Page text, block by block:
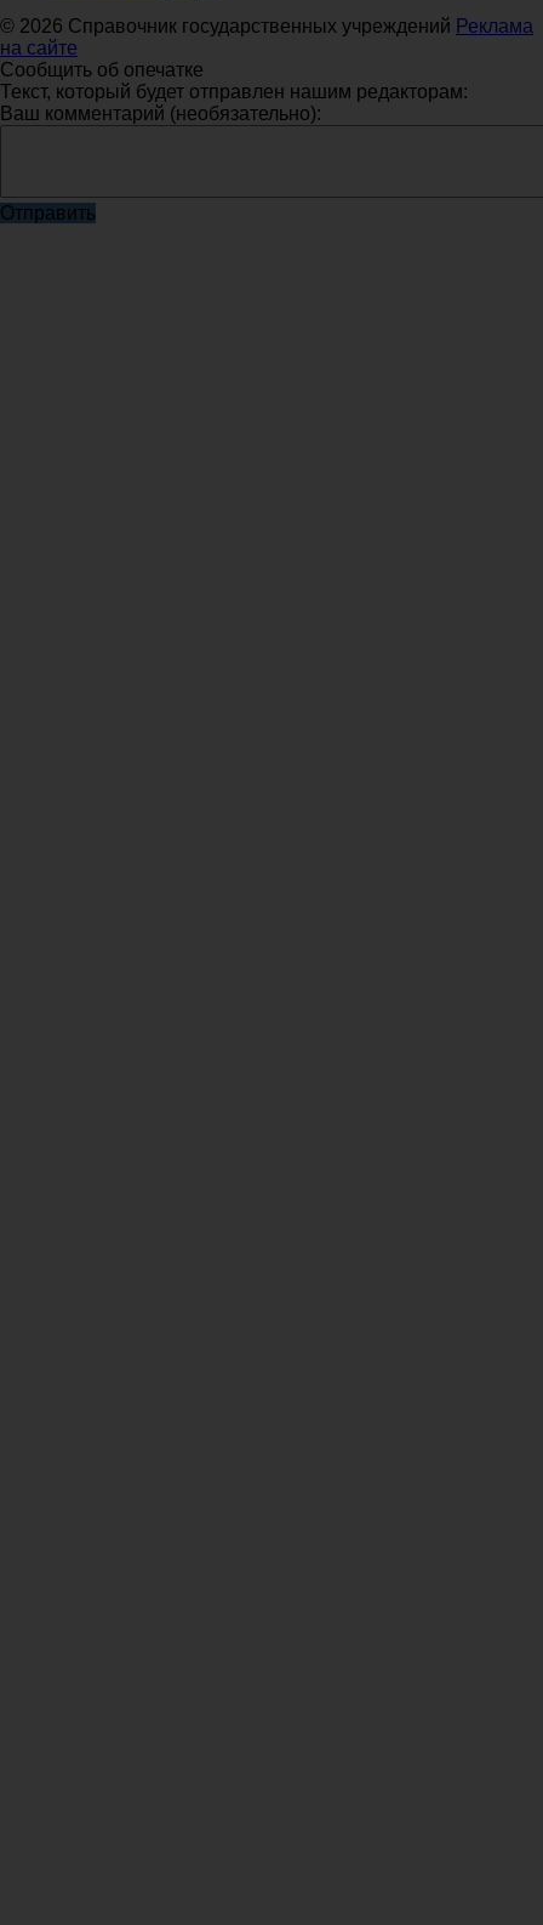
© 2026 Справочник государственных учреждений Реклама
на сайте
Сообщить об опечатке
Текст, который будет отправлен нашим редакторам:
Ваш комментарий (необязательно):
Отправить